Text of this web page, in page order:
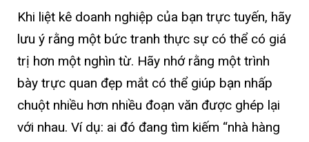
Khi liệt kê doanh nghiệp của bạn trực tuyến, hãy
lưu ý rằng một bức tranh thực sự có thể có giá
trị hơn một nghìn từ. Hãy nhớ rằng một trình
bày trực quan đẹp mắt có thể giúp bạn nhấp
chuột nhiều hơn nhiều đoạn văn được ghép lại
với nhau. Ví dụ: ai đó đang tìm kiếm “nhà hàng